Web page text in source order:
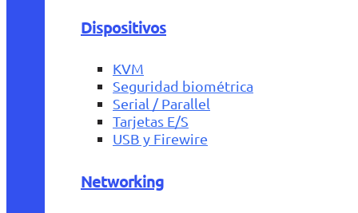
Dispositivos
KVM
Seguridad biométrica
Serial / Parallel
Tarjetas E/S
USB y Firewire
Networking